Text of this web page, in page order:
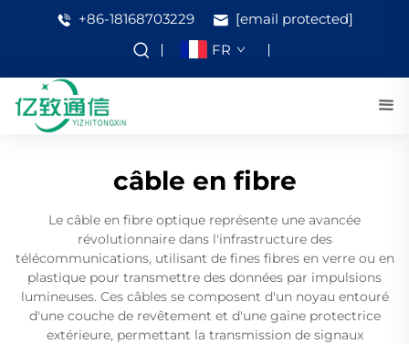
+86-18168703229
[email protected]
FR
câble en fibre
Le câble en fibre optique représente une avancée
révolutionnaire dans l'infrastructure des
télécommunications, utilisant de fines fibres en verre ou en
plastique pour transmettre des données par impulsions
lumineuses. Ces câbles se composent d'un noyau entouré
d'une couche de revêtement et d'une gaine protectrice
extérieure, permettant la transmission de signaux